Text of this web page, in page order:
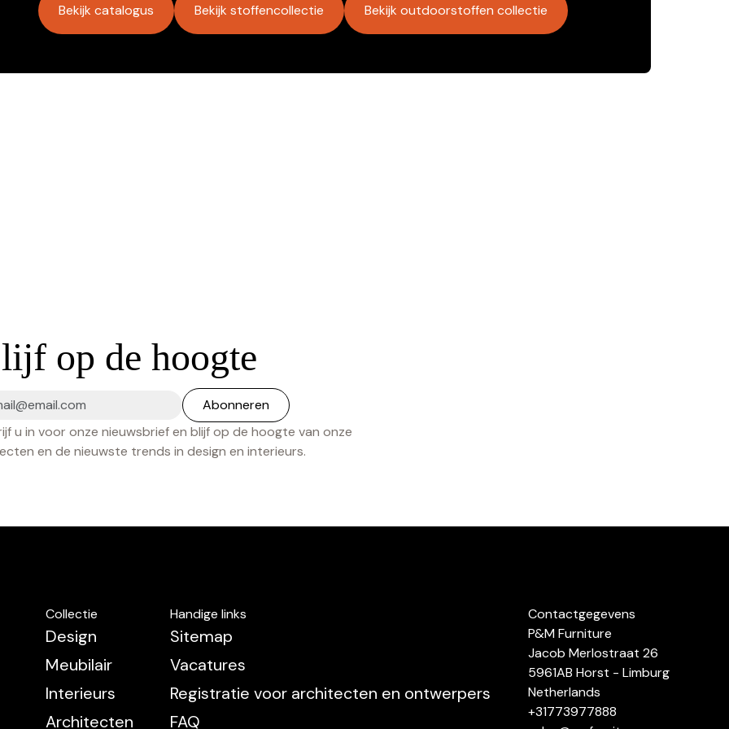
Bekijk catalogus Bekijk stoffencollectie Bekijk outdoorstoffen collectie
op de hoogte
u in voor onze nieuwsbrief en blijf op de hoogte van onze
en de nieuwste trends in design en interieurs.
Collectie
Design
Meubilair
Interieurs
Architecten
Handige links
Sitemap
Vacatures
Registratie voor architecten en ontwerpers
FAQ
Contactgegevens
P&M Furniture
Jacob Merlostraat 26
5961AB Horst - Limburg
Netherlands
+31773977888